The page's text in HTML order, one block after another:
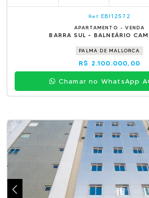
Ref. EBI12572
APARTAMENTO - VENDA
BARRA SUL - BALNEÁRIO
PALMA DE MALLORCA
R$ 2.100.000,00
Chamar no WhatsApp